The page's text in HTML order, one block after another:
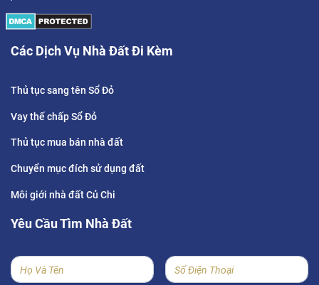
Các Dịch Vụ Nhà Đất Đi Kèm
Thủ tục sang tên Sổ Đỏ
Vay thế chấp Sổ Đỏ
Thủ tục mua bán nhà đất
Chuyển mục đích sử dụng đất
Môi giới nhà đất Củ Chi
Yêu Cầu Tìm Nhà Đất